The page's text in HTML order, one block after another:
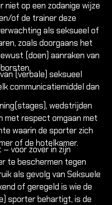
niet op een zodanige wijze
of de trainer deze
als seksueel of
zoals doorgaans het
(doen) aanraken van
(verbale) seksueel
communicatiemiddel dan
wedstrijden
met respect omgaan met
waarin de sporter zich
of de hotelkamer.
voor zover in zijn
te beschermen tegen
als gevolg van Seksuele
of geregeld is wie de
sporter behartigt, is de